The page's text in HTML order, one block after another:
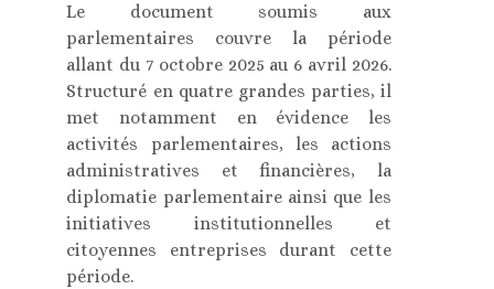
Le document soumis aux
parlementaires couvre la période
allant du 7 octobre 2025 au 6 avril 2026.
Structuré en quatre grandes parties, il
met notamment en évidence les
activités parlementaires, les actions
administratives et financières, la
diplomatie parlementaire ainsi que les
initiatives institutionnelles et
citoyennes entreprises durant cette
période.